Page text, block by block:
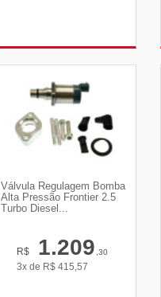
Válvula Regulagem Bomba
Alta Pressão Frontier 2.5
Turbo Diesel...
R$ 1.209,30
3x de R$ 415,57